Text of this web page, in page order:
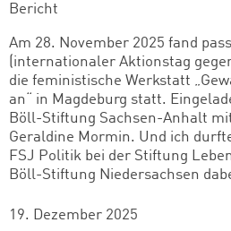
Bericht
Am 28. November 2025 fand
(internationaler Aktionstag
die feministische Werkstatt
an“ in Magdeburg statt.
Böll-Stiftung Sachsen-Anhalt
Geraldine Mormin. Und ich
FSJ Politik bei der Stiftung
Böll-Stiftung Niedersachsen
19. Dezember 2025